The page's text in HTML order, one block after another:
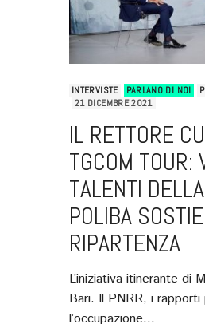
INTERVISTE PARLANO DI NOI
21 DICEMBRE 2021
IL RETTORE
TGCOM TOUR:
TALENTI
POLIBA
RIPARTENZA
L’iniziativa itinerante di
Bari. Il PNRR, i
l’occupazione…